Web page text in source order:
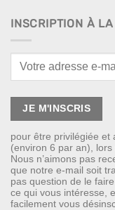
INSCRIPTION À
pour être privilégiée et
(environ 6 par an),
Nous n’aimons pas
que notre e-mail soit
pas question de le
ce qui vous intéresse,
facilement vous